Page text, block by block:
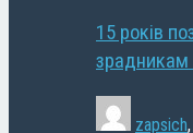
15 років
зрадникам
zapsich,